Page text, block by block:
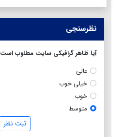
نظرسنجی
آیا ظاهر گرافیکی سایت مطلوب است
عالی
خیلی خوب
خوب
متوسط
ثبت نظر